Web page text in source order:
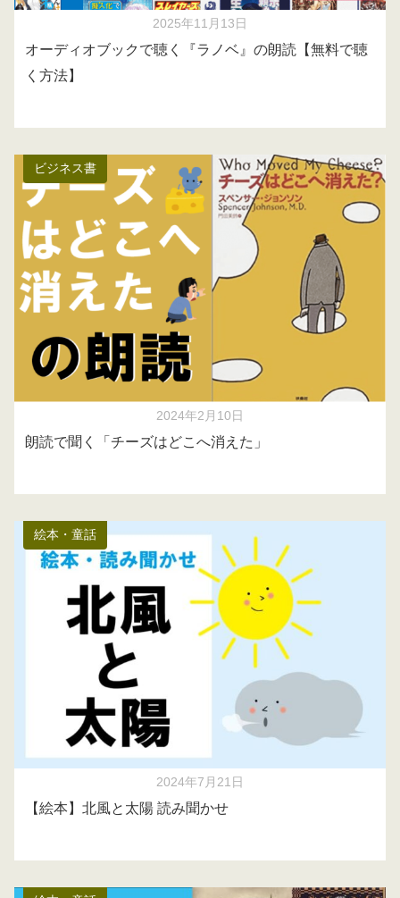
2025年11月13日
オーディオブックで聴く『ラノベ』の朗読【無料で聴
く方法】
ビジネス書
2024年2月10日
朗読で聞く「チーズはどこへ消えた」
絵本・童話
2024年7月21日
【絵本】北風と太陽 読み聞かせ